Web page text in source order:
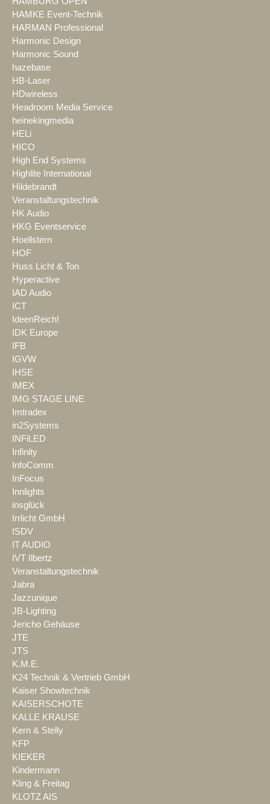
HAMKE Event-Technik
HARMAN Professional
Harmonic Design
Harmonic Sound
hazebase
HB-Laser
HDwireless
Headroom Media Service
heinekingmedia
HELi
HICO
High End Systems
Highlite International
Hildebrandt
Veranstaltungstechnik
HK Audio
HKG Eventservice
Hoellstern
HOF
Huss Licht & Ton
Hyperactive
IAD Audio
ICT
IdeenReich!
IDK Europe
IFB
IGVW
IHSE
IMEX
IMG STAGE LINE
Imtradex
in2Systems
INFiLED
Infinity
InfoComm
InFocus
Innlights
insglück
Irrlicht GmbH
ISDV
IT AUDIO
IVT Ilbertz
Veranstaltungstechnik
Jabra
Jazzunique
JB-Lighting
Jericho Gehäuse
JTE
JTS
K.M.E.
K24 Technik & Vertrieb GmbH
Kaiser Showtechnik
KAISERSCHOTE
KALLE KRAUSE
Kern & Stelly
KFP
KIEKER
Kindermann
Kling & Freitag
KLOTZ AIS